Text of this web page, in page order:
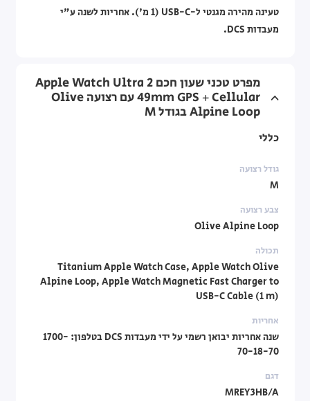
טעינה מהירה מגנטי ל-USB-C (1 מ'). אחריות לשנה ע"י
מעבדות DCS.
מפרט טכני שעון חכם Apple Watch Ultra 2
49mm GPS + Cellular עם רצועה Olive
Alpine Loop בגודל M
כללי
גודל רצועה
M
צבע רצועה
Olive Alpine Loop
תכולה
Titanium Apple Watch Case, Apple Watch Olive
Alpine Loop, Apple Watch Magnetic Fast Charger to
USB-C Cable (1 m)
אחריות
שנה אחריות יבואן רשמי על ידי מעבדות DCS בטלפון: 1700-
70-18-70
דגם
MREY3HB/A